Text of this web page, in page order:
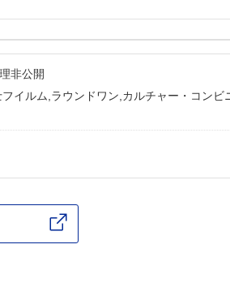
みん
非公開
イルム,ラウンドワン,カルチャー・コンビ